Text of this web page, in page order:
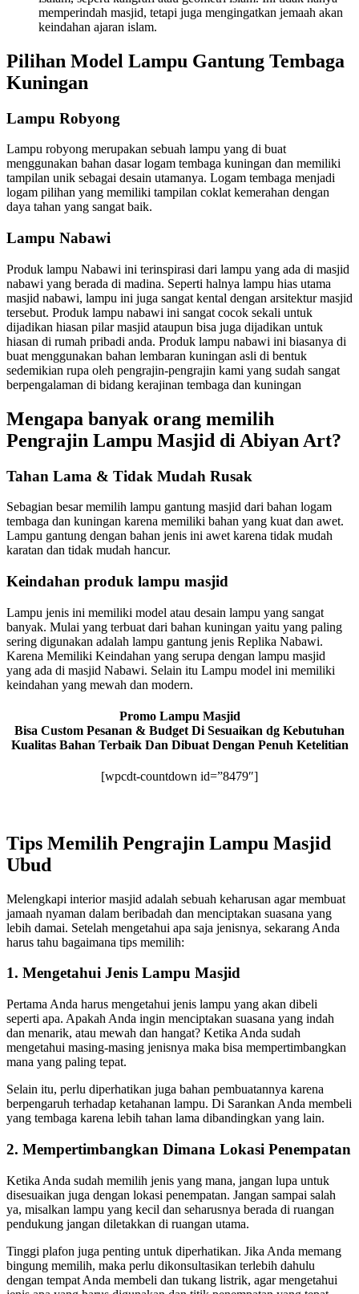
memperindah masjid, tetapi juga mengingatkan jemaah akan
keindahan ajaran islam.
Pilihan Model Lampu Gantung Tembaga
Kuningan
Lampu Robyong
Lampu robyong merupakan sebuah lampu yang di buat
menggunakan bahan dasar logam tembaga kuningan dan memiliki
tampilan unik sebagai desain utamanya. Logam tembaga menjadi
logam pilihan yang memiliki tampilan coklat kemerahan dengan
daya tahan yang sangat baik.
Lampu Nabawi
Produk lampu Nabawi ini terinspirasi dari lampu yang ada di masjid
nabawi yang berada di madina. Seperti halnya lampu hias utama
masjid nabawi, lampu ini juga sangat kental dengan arsitektur masjid
tersebut. Produk lampu nabawi ini sangat cocok sekali untuk
dijadikan hiasan pilar masjid ataupun bisa juga dijadikan untuk
hiasan di rumah pribadi anda. Produk lampu nabawi ini biasanya di
buat menggunakan bahan lembaran kuningan asli di bentuk
sedemikian rupa oleh pengrajin-pengrajin kami yang sudah sangat
berpengalaman di bidang kerajinan tembaga dan kuningan
Mengapa banyak orang memilih
Pengrajin Lampu Masjid di Abiyan Art?
Tahan Lama & Tidak Mudah Rusak
Sebagian besar memilih lampu gantung masjid dari bahan logam
tembaga dan kuningan karena memiliki bahan yang kuat dan awet.
Lampu gantung dengan bahan jenis ini awet karena tidak mudah
karatan dan tidak mudah hancur.
Keindahan produk lampu masjid
Lampu jenis ini memiliki model atau desain lampu yang sangat
banyak. Mulai yang terbuat dari bahan kuningan yaitu yang paling
sering digunakan adalah lampu gantung jenis Replika Nabawi.
Karena Memiliki Keindahan yang serupa dengan lampu masjid
yang ada di masjid Nabawi. Selain itu Lampu model ini memiliki
keindahan yang mewah dan modern.
Promo Lampu Masjid
Bisa Custom Pesanan & Budget Di Sesuaikan dg Kebutuhan
Kualitas Bahan Terbaik Dan Dibuat Dengan Penuh Ketelitian
[wpcdt-countdown id=”8479″]
Tips Memilih Pengrajin Lampu Masjid
Ubud
Melengkapi interior masjid adalah sebuah keharusan agar membuat
jamaah nyaman dalam beribadah dan menciptakan suasana yang
lebih damai. Setelah mengetahui apa saja jenisnya, sekarang Anda
harus tahu bagaimana tips memilih:
1. Mengetahui Jenis Lampu Masjid
Pertama Anda harus mengetahui jenis lampu yang akan dibeli
seperti apa. Apakah Anda ingin menciptakan suasana yang indah
dan menarik, atau mewah dan hangat? Ketika Anda sudah
mengetahui masing-masing jenisnya maka bisa mempertimbangkan
mana yang paling tepat.
Selain itu, perlu diperhatikan juga bahan pembuatannya karena
berpengaruh terhadap ketahanan lampu. Di Sarankan Anda membeli
yang tembaga karena lebih tahan lama dibandingkan yang lain.
2. Mempertimbangkan Dimana Lokasi Penempatan
Ketika Anda sudah memilih jenis yang mana, jangan lupa untuk
disesuaikan juga dengan lokasi penempatan. Jangan sampai salah
ya, misalkan lampu yang kecil dan seharusnya berada di ruangan
pendukung jangan diletakkan di ruangan utama.
Tinggi plafon juga penting untuk diperhatikan. Jika Anda memang
bingung memilih, maka perlu dikonsultasikan terlebih dahulu
dengan tempat Anda membeli dan tukang listrik, agar mengetahui